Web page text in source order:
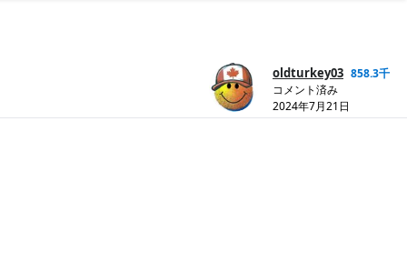
oldturkey03 858.3千
コメント済み
2024年7月21日